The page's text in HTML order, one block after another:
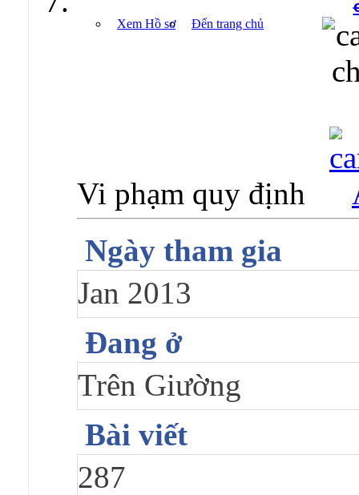
Xem Hồ sơ Đến trang chủ
Vi phạm quy định
Ngày tham gia
Jan 2013
Đang ở
Trên Giường
Bài viết
287